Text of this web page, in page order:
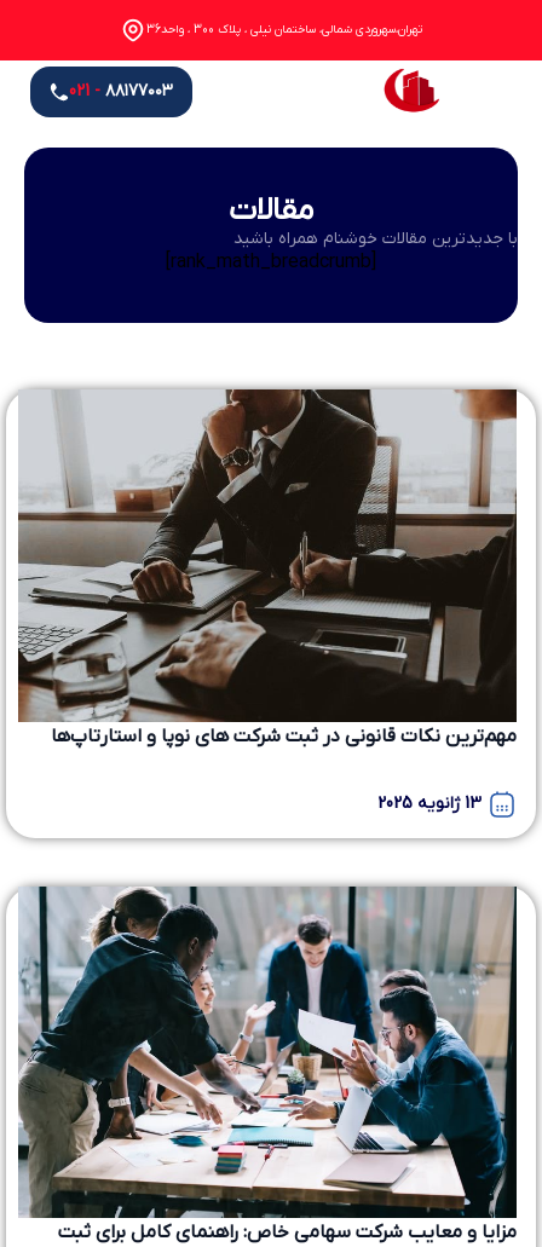
تهران،سهروردی شمالی، ساختمان نیلی ، پلاک 300 ، واحد36
۸۸۱۷۷۰۰۳ - 021
مقالات
با جدیدترین مقالات خوشنام همراه باشید
[rank_math_breadcrumb]
مهم‌ترین نکات قانونی در ثبت شرکت های نوپا و استارتاپ‌ها
13 ژانویه 2025
مزایا و معایب شرکت سهامی خاص: راهنمای کامل برای ثبت